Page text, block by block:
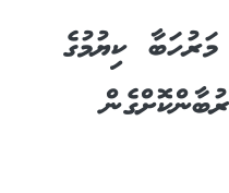
ކިޔުމުގެ